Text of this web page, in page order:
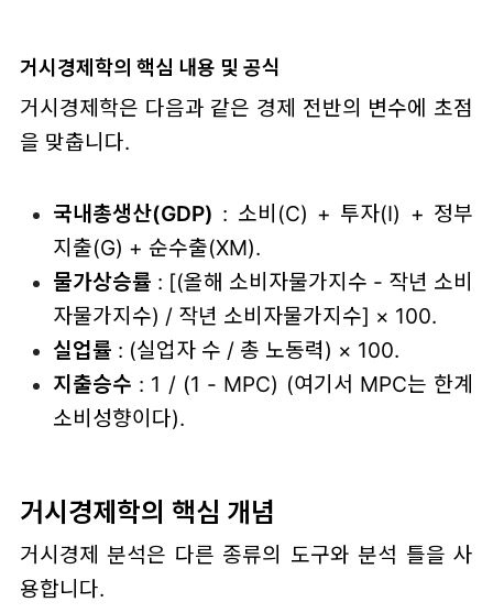
거시경제학의 핵심 내용 및 공식
거시경제학은 다음과 같은 경제 전반의 변수에 초점
을 맞춥니다.
국내총생산(GDP) : 소비(C) + 투자(I) + 정부
지출(G) + 순수출(XM).
물가상승률 : [(올해 소비자물가지수 - 작년 소비
자물가지수) / 작년 소비자물가지수] × 100.
실업률 : (실업자 수 / 총 노동력) × 100.
지출승수 : 1 / (1 - MPC) (여기서 MPC는 한계
소비성향이다).
거시경제학의 핵심 개념
거시경제 분석은 다른 종류의 도구와 분석 틀을 사
용합니다.